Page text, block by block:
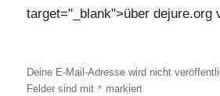
target="_blank">über dejure.org
Deine E-Mail-Adresse wird nicht
Felder sind mit * markiert